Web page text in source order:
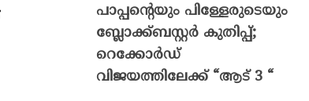
പാപ്പന്റെയും പിള്ളേരുടെയും
ബ്ലോക്ക്ബസ്റ്റർ കുതിപ്പ്;
റെക്കോർഡ്
വിജയത്തിലേക്ക് “ആട് 3 “